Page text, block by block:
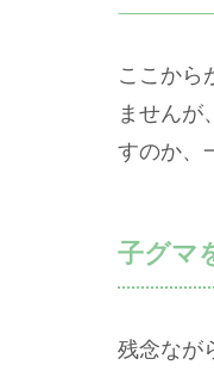
ここから
ませんが
すのか、
子グマ
残念なが